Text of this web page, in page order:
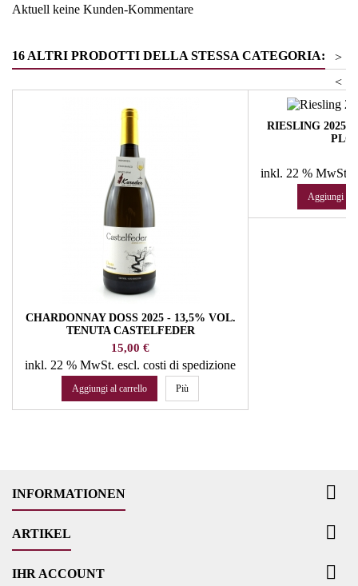
Aktuell keine Kunden-Kommentare
16 ALTRI PRODOTTI DELLA STESSA CATEGORIA:
>
<
CHARDONNAY DOSS 2025 - 13,5% VOL.
TENUTA CASTELFEDER
Prezzo
15,00 €
inkl. 22 % MwSt. escl. costi di spedizione
Aggiungi al carrello Più
RIESLING 2025 -
inkl. 22 % MwSt.
Aggiungi al
INFORMATIONEN 
ARTIKEL 
IHR ACCOUNT 